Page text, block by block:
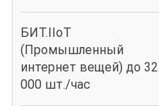
БИТ.IIoT
(Промышленный
интернет вещей) до 32
000 шт./час